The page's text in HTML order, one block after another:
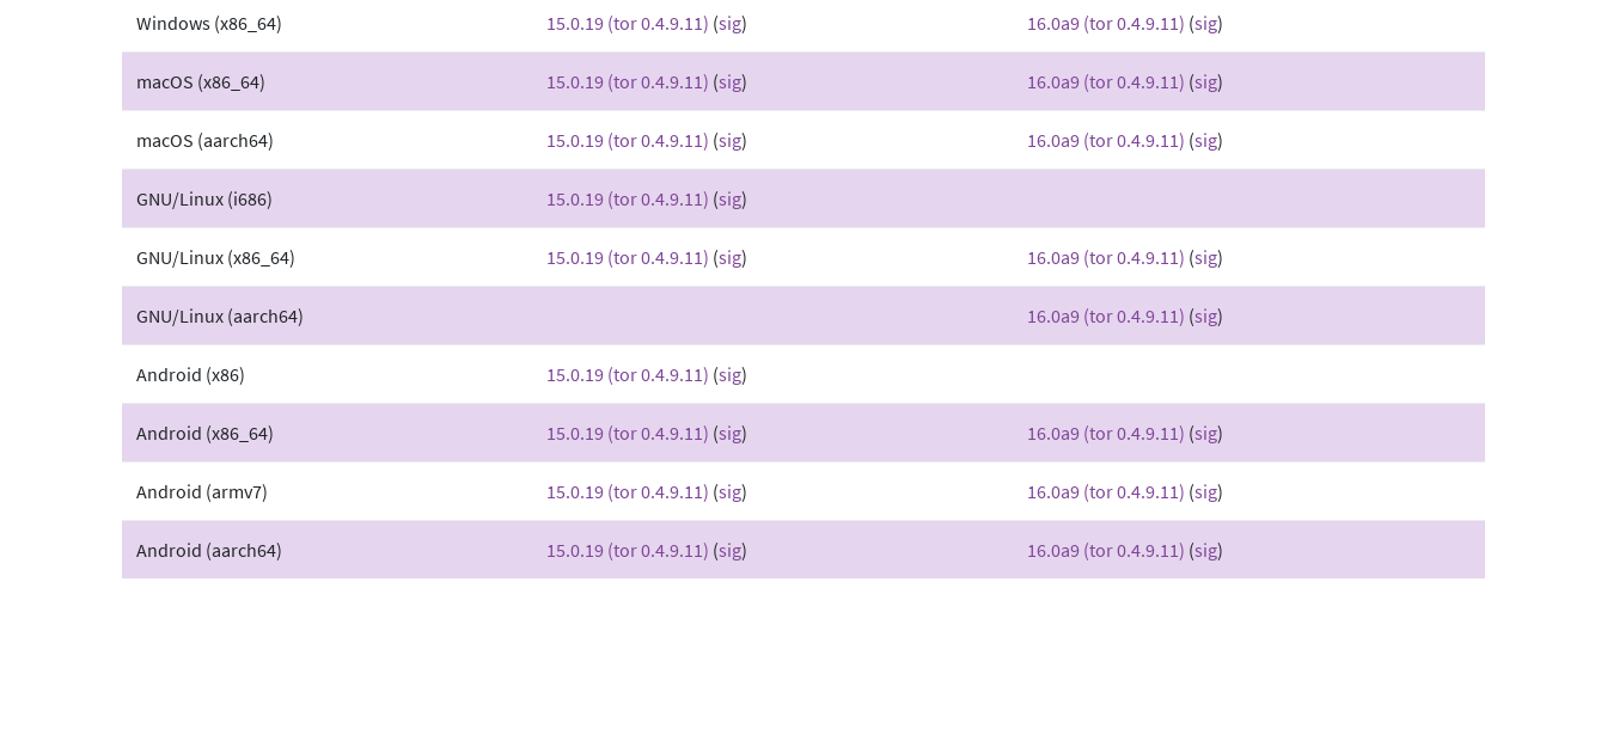
Windows (x86_64) 15.0.19 (tor 0.4.9.11) (sig) 16.0a9 (tor 0.4.9.11) (sig)
macOS (x86_64) 15.0.19 (tor 0.4.9.11) (sig) 16.0a9 (tor 0.4.9.11) (sig)
macOS (aarch64) 15.0.19 (tor 0.4.9.11) (sig) 16.0a9 (tor 0.4.9.11) (sig)
GNU/Linux (i686) 15.0.19 (tor 0.4.9.11) (sig)
GNU/Linux (x86_64) 15.0.19 (tor 0.4.9.11) (sig) 16.0a9 (tor 0.4.9.11) (sig)
GNU/Linux (aarch64) 16.0a9 (tor 0.4.9.11) (sig)
Android (x86) 15.0.19 (tor 0.4.9.11) (sig)
Android (x86_64) 15.0.19 (tor 0.4.9.11) (sig) 16.0a9 (tor 0.4.9.11) (sig)
Android (armv7) 15.0.19 (tor 0.4.9.11) (sig) 16.0a9 (tor 0.4.9.11) (sig)
Android (aarch64) 15.0.19 (tor 0.4.9.11) (sig) 16.0a9 (tor 0.4.9.11) (sig)